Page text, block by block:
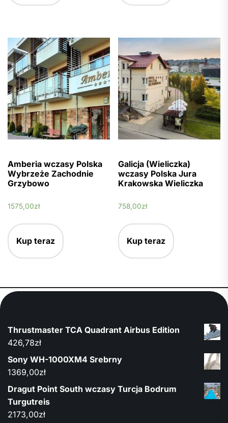
Amberia wczasy Polska
Wybrzeże Zachodnie
Grzybowo
1575,00zł
Kup teraz
Galicja (Wieliczka)
wczasy Polska Jura
Krakowska Wieliczka
758,00zł
Kup teraz
Thrustmaster TCA Quadrant Airbus Edition
426,78zł
Sony WH-1000XM4 Srebrny
1369,00zł
Dragut Point South wczasy Turcja Bodrum
Turgutreis
2173,00zł